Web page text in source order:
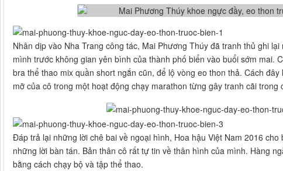
Nhân dịp vào Nha Trang công tác, Mai Phương Thúy đã tranh thủ ghi
mình trước không gian yên bình của thành phố biển vào buổi sớm mai.
bra thể thao mix quần short ngắn cũn, để lộ vòng eo thon thả. Cách
mỡ của cô trong một hoạt động chạy marathon từng gây tranh cãi trong
Đáp trả lại những lời chê bai về ngoại hình, Hoa hậu Việt Nam 2016 cho
những lời bàn tán. Bản thân cô rất tự tin về thân hình của mình. Hàng
bằng cách chạy bộ và tập thể thao.